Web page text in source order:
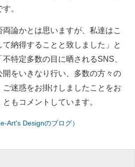
。
論かとは思いますが、私達はこ
納得することと致しました」と
特定多数の目に晒されるSNS、
開をいきなり行い、多数の方々の
迷惑をお掛けしましたことをお
もコメントしています。
Art's Designのブログ）